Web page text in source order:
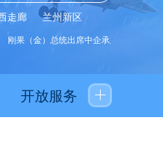
走廊 兰州新区
（金）总统出席中企承建水厂启用仪式
开放服务